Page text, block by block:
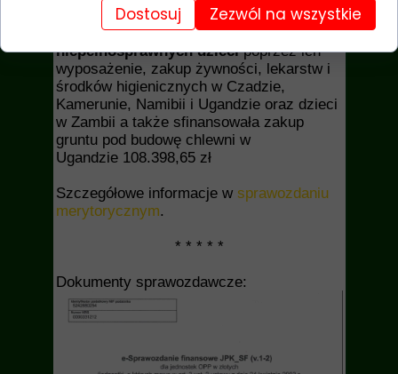
- Fundacja
wspierała działalność placówek dla
niepełnosprawnych dziecipoprzez ich
wyposażenie, zakup żywności, lekarstw i
środków higienicznych w Czadzie,
Kamerunie, Namibii i Ugandzie oraz dzieci
w Zambii a także sfinansowała zakup
gruntu pod budowę chlewni w
Ugandzie 108.398,65 zł
Szczegółowe informacje w sprawozdaniu
merytorycznym.
* * * * *
Dokumenty sprawozdawcze:
Dostosuj Zezwól na wszystkie